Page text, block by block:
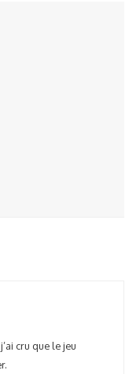
cru que le jeu